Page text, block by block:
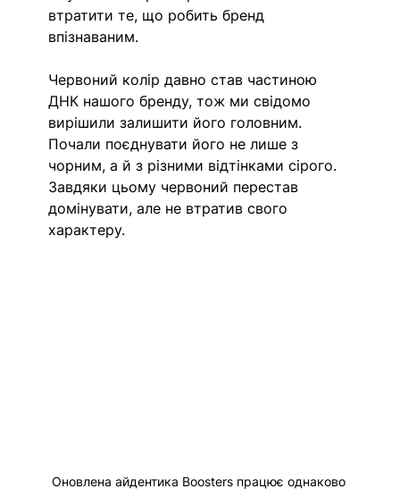
втратити те, що робить бренд
впізнаваним.
Червоний колір давно став частиною
ДНК нашого бренду, тож ми свідомо
вирішили залишити його головним.
Почали поєднувати його не лише з
чорним, а й з різними відтінками сірого.
Завдяки цьому червоний перестав
домінувати, але не втратив свого
характеру.
Оновлена айдентика Boosters працює однаково